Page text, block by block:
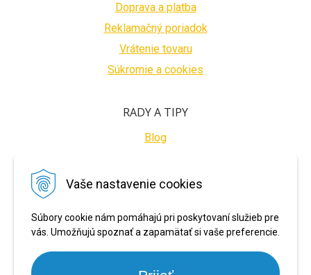
Vaše nastavenie cookies
Súbory cookie nám pomáhajú pri poskytovaní služieb pre
vás. Umožňujú spoznať a zapamätať si vaše preferencie.
Doprava a platba
Reklamačný poriadok
Vrátenie tovaru
Súkromie a cookies
RADY A TIPY
Blog
BEZPEČNÉ PLATBY